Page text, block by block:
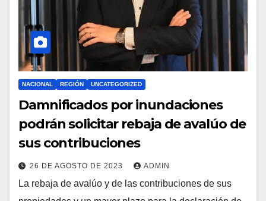
NACIONAL REGIÓN UNCATEGORIZED
Damnificados por inundaciones
podrán solicitar rebaja de avalúo de
sus contribuciones
26 DE AGOSTO DE 2023 ADMIN
La rebaja de avalúo y de las contribuciones de sus